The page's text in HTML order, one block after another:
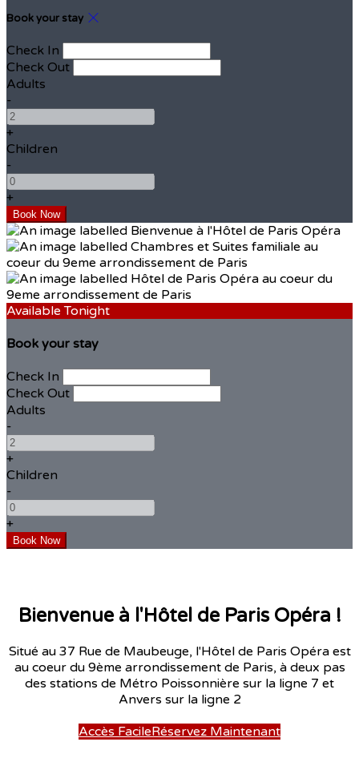
Book your stay
Check In
Check Out
Adults
-
+
Children
-
+
Available Tonight
Book your stay
Check In
Check Out
Adults
-
+
Children
-
+
Bienvenue à l'Hôtel de Paris Opéra !
Situé au 37 Rue de Maubeuge, l'Hôtel de Paris Opéra est
au coeur du 9ème arrondissement de Paris, à deux pas
des stations de Métro Poissonnière sur la ligne 7 et
Anvers sur la ligne 2
Accès FacileRéservez Maintenant